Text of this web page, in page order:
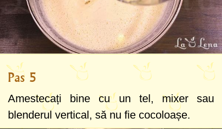
Pas 5
Amestecați bine cu un tel, mixer sau
blenderul vertical, să nu fie cocoloașe.